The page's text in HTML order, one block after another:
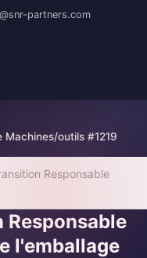
partners.com
Machines/outils #1219
Responsable
Responsable
l'emballage